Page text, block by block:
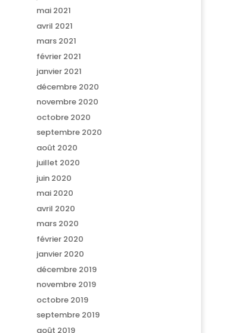
mai 2021
avril 2021
mars 2021
février 2021
janvier 2021
décembre 2020
novembre 2020
octobre 2020
septembre 2020
août 2020
juillet 2020
juin 2020
mai 2020
avril 2020
mars 2020
février 2020
janvier 2020
décembre 2019
novembre 2019
octobre 2019
septembre 2019
août 2019